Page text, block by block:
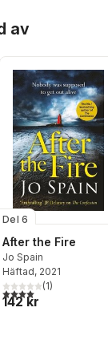
av
röster:
Del 6
After the Fire
Jo Spain
Häftad, 2021
4,0utav 5 stjärnor.
(1)
142 kr